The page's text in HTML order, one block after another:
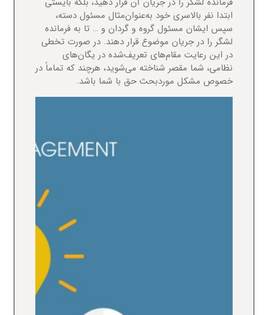
ابتدا نفر بالاسری خود به‌عنوان‌مثال مسئول دسته،
سپس ایشان مسئول گروه و گردان و … تا به فرمانده
لشگر را در جریان موضوع قرار دهند. در صورت تخطی
در این رعایت مقام‌های تعریف‌شده در یگان‌های
نظامی، شما مقصر شناخته می‌شوید، هرچند که تماماً در
خصوص مشکل موردبحث حق با شما باشد.